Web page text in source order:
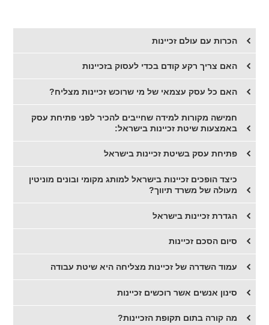
הכרות עם עולם זכיינות
האם צריך רקע קודם בכדי לעסוק בזכיינות
האם כל עסק עצמאי של מי שרוכש זכיינות מצליח?
חמישה מקורות למידה שחייבים להכיר לפני פתיחת עסק
באמצעות שיטת זכיינות בישראל:
פתיחת עסק בשיטת זכיינות בישראל
כיצד הופכים זכיינות בישראל למותג מקומי ובונים מוניטין
מעולה של משרד תיווך?
הגדרת זכיינות בישראל
סיום הסכם זכיינות
עמוד השדרה של זכיינות מצליחה היא שיטת עבודה
סינון אנשים אשר רוכשים זכיינות
מה קורה בתום תקופת הזכיינות?